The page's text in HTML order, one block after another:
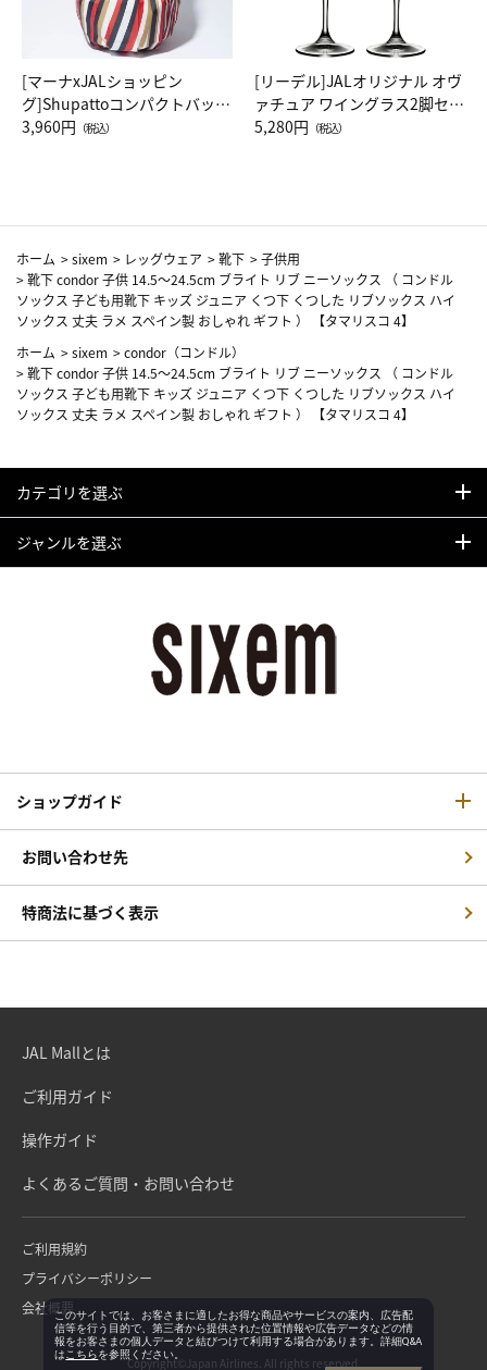
[マーナxJALショッピン
グ]Shupattoコンパクトバッグ
Drop JAL客室乗務員（LC）ス
3,960円 （税込）
[リーデル]JALオリジナル オヴ
ァチュア ワイングラス2脚セッ
ト（レッドワイン）
5,280円 （税込）
ホーム >sixem > レッグウェア >靴下 >子供用
>靴下 condor 子供 14.5～24.5cm ブライト リブ ニーソックス （ コンドル
ソックス 子ども用靴下 キッズ ジュニア くつ下 くつした リブソックス ハイ
ソックス 丈夫 ラメ スペイン製 おしゃれ ギフト ） 【タマリスコ 4】
ホーム >sixem >condor（コンドル）
>靴下 condor 子供 14.5～24.5cm ブライト リブ ニーソックス （ コンドル
ソックス 子ども用靴下 キッズ ジュニア くつ下 くつした リブソックス ハイ
ソックス 丈夫 ラメ スペイン製 おしゃれ ギフト ） 【タマリスコ 4】
カテゴリを選ぶ
ジャンルを選ぶ
ショップガイド
お問い合わせ先
特商法に基づく表示
JAL Mallとは
ご利用ガイド
操作ガイド
よくあるご質問・お問い合わせ
ご利用規約
プライバシーポリシー
会社概要
Copyright©Japan Airlines. All rights reserved.
このサイトでは、お客さまに適したお得な商品やサービスの案内、広告配
信等を行う目的で、第三者から提供された位置情報や広告データなどの情
報をお客さまの個人データと結びつけて利用する場合があります。詳細Q&A
は こちらを参照ください。